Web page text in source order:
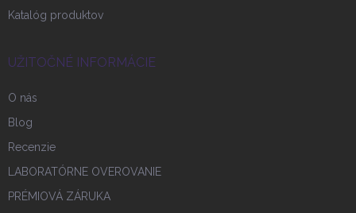
Katalóg produktov
UŽITOČNÉ INFORMÁCIE
O nás
Blog
Recenzie
LABORATÓRNE OVEROVANIE
PRÉMIOVÁ ZÁRUKA